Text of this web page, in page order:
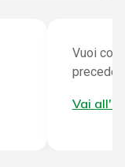
Vuoi
Vai